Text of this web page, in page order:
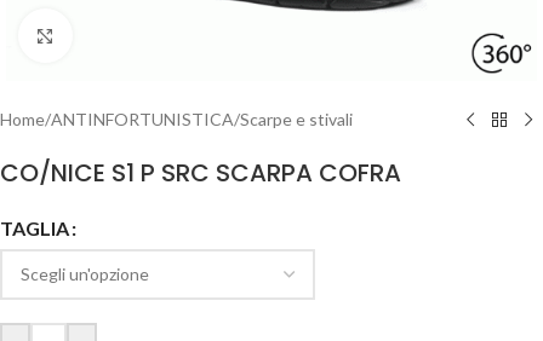
Home/ANTINFORTUNISTICA/Scarpe e stivali
CO/NICE S1 P SRC SCARPA COFRA
TAGLIA